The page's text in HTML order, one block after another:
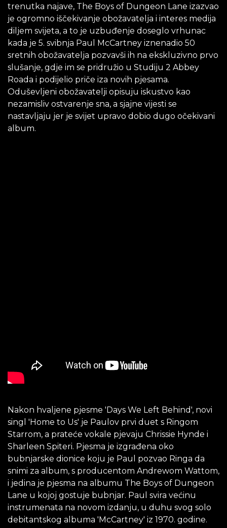
trenutka najave, The Boys of Dungeon Lane izazvao
je ogromno iščekivanje obožavatelja i interes medija
diljem svijeta, a to je uzbuđenje doseglo vrhunac
kada je 5. svibnja Paul McCartney iznenadio 50
sretnih obožavatelja pozvavši ih na ekskluzivno prvo
slušanje, gdje im se pridružio u Studiju 2 Abbey
Roada i podijelio priče iza novih pjesama.
Oduševljeni obožavatelji opisuju iskustvo kao
nezamisliv ostvarenje sna, a sjajne vijesti se
nastavljaju jer je svijet upravo dobio dugo očekivani
album.
Nakon hvaljene pjesme 'Days We Left Behind', novi
singl 'Home to Us' je Paulov prvi duet s Ringom
Starrom, a prateće vokale pjevaju Chrissie Hynde i
Sharleen Spiteri. Pjesma je izgrađena oko
bubnjarske dionice koju je Paul pozvao Ringa da
snimi za album, s producentom Andrewom Wattom,
i jedina je pjesma na albumu The Boys of Dungeon
Lane u kojoj gostuje bubnjar. Paul svira većinu
instrumenata na novom izdanju, u duhu svog solo
debitantskog albuma 'McCartney' iz 1970. godine.